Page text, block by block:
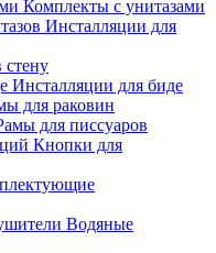
Комплекты с унитазами
Инсталляции для
стену
Инсталляции для биде
для раковин
для писсуаров
Кнопки для
Водяные